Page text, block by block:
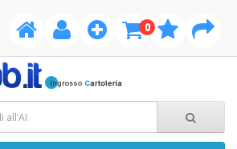
0